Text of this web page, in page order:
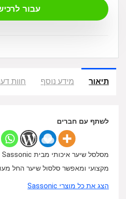
עבור
תיאור מידע נוסף חוות
לשתף עם חברים
מקצועי ומאפשר סלסול שיער החל מעובי 19 מ"מ ועד 32
הצג את כל מוצרי Sassonic